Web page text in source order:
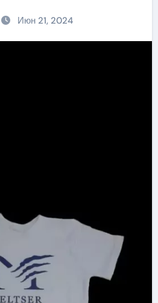
Июн 21, 2024